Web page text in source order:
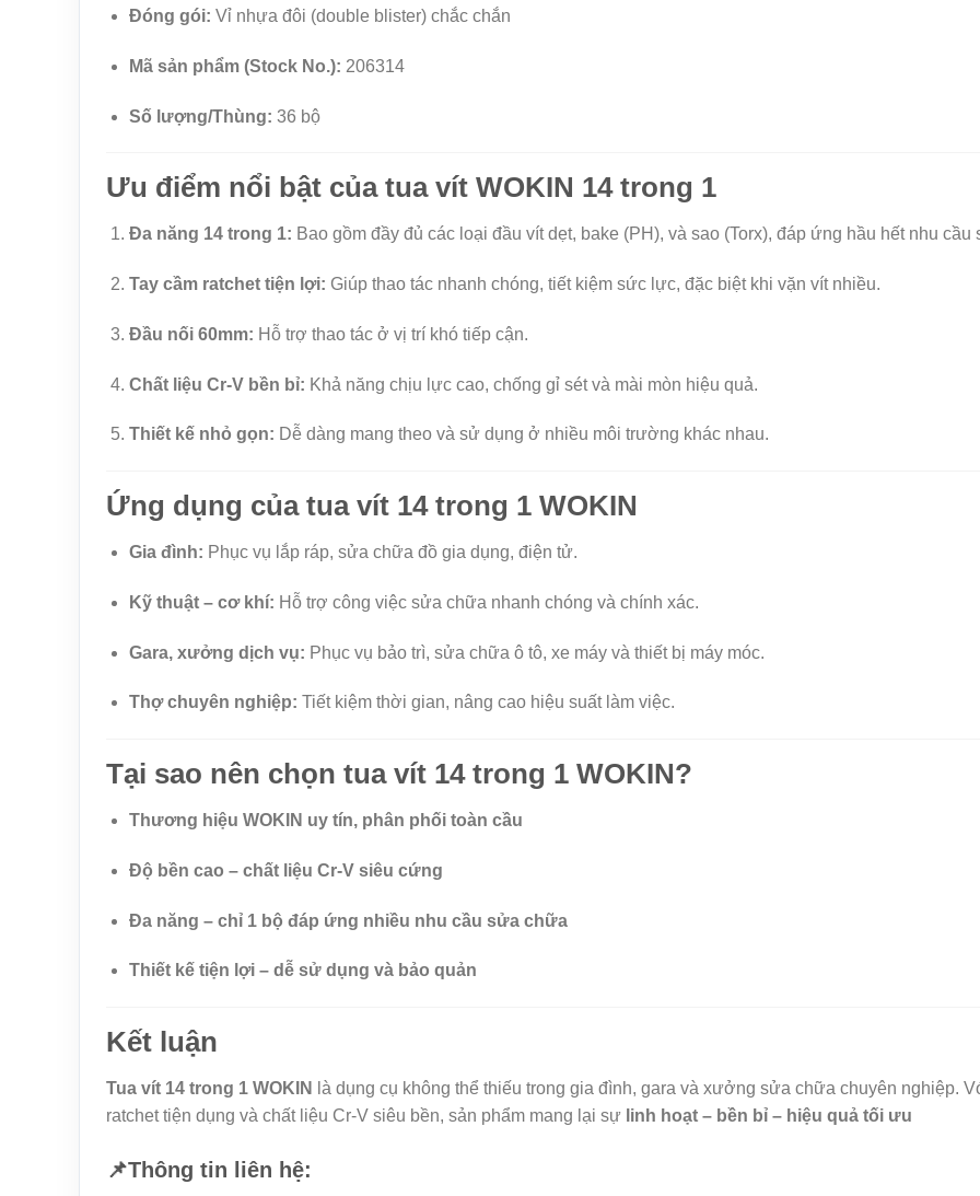
Đóng gói: Vỉ nhựa đôi (double blister) chắc chắn
Mã sản phẩm (Stock No.): 206314
Số lượng/Thùng: 36 bộ
Ưu điểm nổi bật của tua vít WOKIN 14 trong 1
Đa năng 14 trong 1: Bao gồm đầy đủ các loại đầu vít dẹt, bake (PH), và sao (Torx), đáp ứng hầu hết nhu cầu
Tay cầm ratchet tiện lợi: Giúp thao tác nhanh chóng, tiết kiệm sức lực, đặc biệt khi vặn vít nhiều.
Đầu nối 60mm: Hỗ trợ thao tác ở vị trí khó tiếp cận.
Chất liệu Cr-V bền bỉ: Khả năng chịu lực cao, chống gỉ sét và mài mòn hiệu quả.
Thiết kế nhỏ gọn: Dễ dàng mang theo và sử dụng ở nhiều môi trường khác nhau.
Ứng dụng của tua vít 14 trong 1 WOKIN
Gia đình: Phục vụ lắp ráp, sửa chữa đồ gia dụng, điện tử.
Kỹ thuật – cơ khí: Hỗ trợ công việc sửa chữa nhanh chóng và chính xác.
Gara, xưởng dịch vụ: Phục vụ bảo trì, sửa chữa ô tô, xe máy và thiết bị máy móc.
Thợ chuyên nghiệp: Tiết kiệm thời gian, nâng cao hiệu suất làm việc.
Tại sao nên chọn tua vít 14 trong 1 WOKIN?
Thương hiệu WOKIN uy tín, phân phối toàn cầu
Độ bền cao – chất liệu Cr-V siêu cứng
Đa năng – chỉ 1 bộ đáp ứng nhiều nhu cầu sửa chữa
Thiết kế tiện lợi – dễ sử dụng và bảo quản
Kết luận
Tua vít 14 trong 1 WOKIN là dụng cụ không thể thiếu trong gia đình, gara và xưởng sửa chữa chuyên nghiệp.
ratchet tiện dụng và chất liệu Cr-V siêu bền, sản phẩm mang lại sự linh hoạt – bền bỉ – hiệu quả tối ưu
📌Thông tin liên hệ: